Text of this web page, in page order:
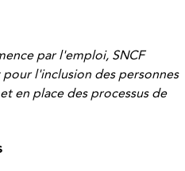
par l'emploi, SNCF
l'inclusion des personnes
en place des processus de